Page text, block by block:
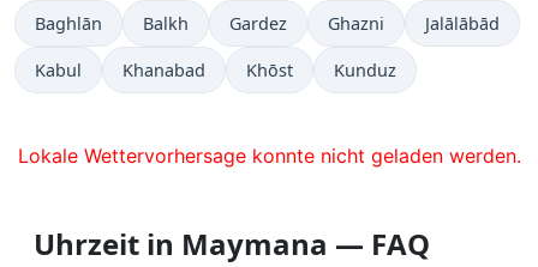
Baghlān Balkh Gardez Ghazni Jalālābād
Kabul Khanabad Khōst Kunduz
Lokale Wettervorhersage konnte nicht geladen werden.
Uhrzeit in Maymana — FAQ